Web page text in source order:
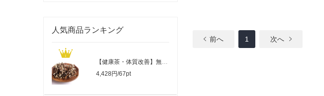
人気商品ランキング
【健康茶・体質改善】無農薬栽培の手摘み..
4,428円/67pt
前へ 1 次へ